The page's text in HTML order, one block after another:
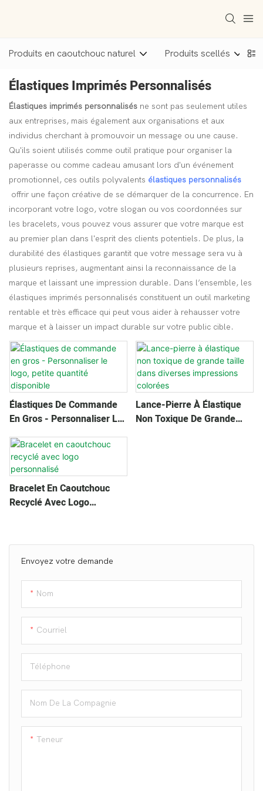
Produits en caoutchouc naturel Produits scellés
Élastiques Imprimés Personnalisés
Élastiques imprimés personnalisés ne sont pas seulement utiles
aux entreprises, mais également aux organisations et aux
individus cherchant à promouvoir un message ou une cause.
Qu'ils soient utilisés comme outil pratique pour organiser la
paperasse ou comme cadeau amusant lors d'un événement
promotionnel, ces outils polyvalents élastiques personnalisés
offrir une façon créative de se démarquer de la concurrence. En
incorporant votre logo, votre slogan ou vos coordonnées sur
les bracelets, vous pouvez vous assurer que votre marque est
au premier plan dans l'esprit des clients potentiels. De plus, la
durabilité des élastiques garantit que votre message sera vu à
plusieurs reprises, augmentant ainsi la reconnaissance de la
marque et laissant une impression durable. Dans l’ensemble, les
élastiques imprimés personnalisés constituent un outil marketing
rentable et très efficace qui peut vous aider à rehausser votre
marque et à laisser un impact durable sur votre public cible.
Envoyez votre demande
Nom
Courriel
Téléphone
Nom De La Compagnie
Teneur
Élastiques De Commande
En Gros - Personnaliser Le
Logo, Petite Quantité
Disponible
Lance-Pierre À Élastique
Non Toxique De Grande
Bracelet En Caoutchouc
Recyclé Avec Logo